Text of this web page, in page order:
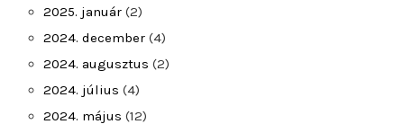
2025. január (2)
2024. december (4)
2024. augusztus (2)
2024. július (4)
2024. május (12)